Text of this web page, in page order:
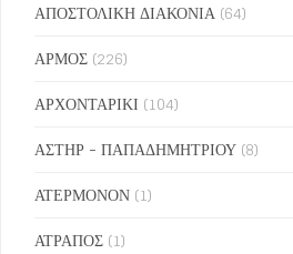
ΑΠΟΣΤΟΛΙΚΗ ΔΙΑΚΟΝΙΑ (64)
ΑΡΜΟΣ (226)
ΑΡΧΟΝΤΑΡΙΚΙ (104)
ΑΣΤΗΡ - ΠΑΠΑΔΗΜΗΤΡΙΟΥ (8)
ΑΤΕΡΜΟΝΟΝ (1)
ΑΤΡΑΠΟΣ (1)